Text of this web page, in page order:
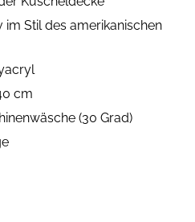
Stil des amerikanischen
cm
(30 Grad)